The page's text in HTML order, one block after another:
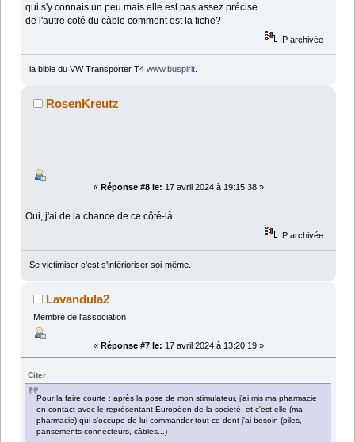
qui s'y connais un peu mais elle est pas assez précise.
de l'autre coté du câble comment est la fiche?
IP archivée
la bible du VW Transporter T4 www.buspirit.
RosenKreutz
« Réponse #8 le: 17 avril 2024 à 19:15:38 »
Oui, j'ai de la chance de ce côté-là.
IP archivée
Se victimiser c'est s'inférioriser soi-même.
Lavandula2
Membre de l'association
« Réponse #7 le: 17 avril 2024 à 13:20:19 »
Citer
Pour la faire courte : après la pose de mon stimulateur, j'ai mis ma pharmacie
en contact avec le représentant Européen de la société, et c'est elle (ma
pharmacie) qui s'occupe de lui commander tout ce dont j'ai besoin (piles,
pansements connecteurs, câbles...)